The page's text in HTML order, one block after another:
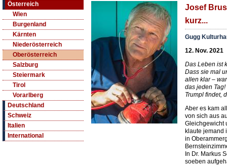
Österreich
Wien
Burgenland
Kärnten
Niederösterreich
Oberösterreich
Salzburg
Steiermark
Tirol
Vorarlberg
Deutschland
Schweiz
Italien
International
Josef
kurz...
Gugg
12. Nov. 2021
Das Leben ist
Dass sie mal
allen klar –
das jeden
Trumpl findet,
Aber es kam
von sich aus
Gleichgewicht
klaute jemand
in
In Dr. Markus
soeben